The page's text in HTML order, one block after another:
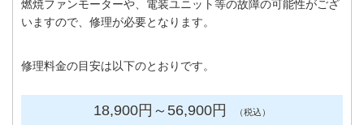
燃焼ファンモーターや、電装ユニット等の故障の可能性がござ
いますので、修理が必要となります。
修理料金の目安は以下のとおりです。
18,900円 ～56,900円 （税込）